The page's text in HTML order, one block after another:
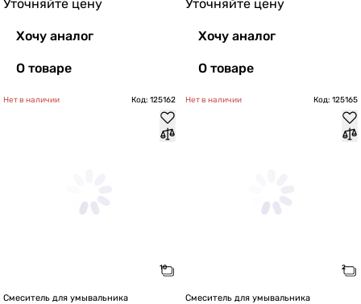
Уточняйте цену
Хочу аналог
О товаре
Уточняйте цену
Хочу аналог
О товаре
Нет в наличии Код: 125162
Смеситель для умывальника
Нет в наличии Код: 125165
Смеситель для умывальника